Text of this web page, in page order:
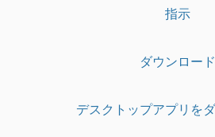
指示
ダウンロード
デスクトップアプリを